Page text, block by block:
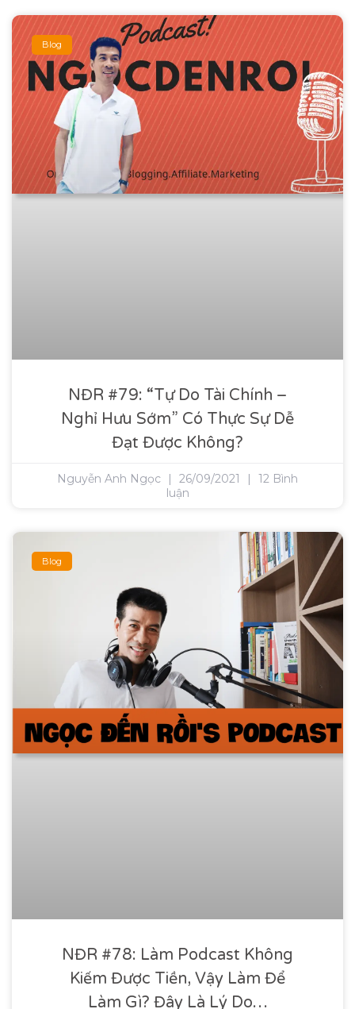
Blog
NĐR #79: “Tự Do Tài Chính –
Nghỉ Hưu Sớm” Có Thực Sự Dễ
Đạt Được Không?
Nguyễn Anh Ngọc 26/09/2021
12 Bình
luận
Blog
NĐR #78: Làm Podcast Không
Kiếm Được Tiền, Vậy Làm Để
Làm Gì? Đây Là Lý Do…